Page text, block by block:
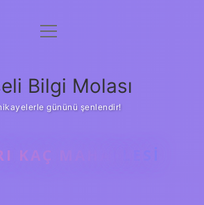
Anasayfa
Yasal Uyarı
menüyü
Bilgi Molası
hikayelerle gününü şenlendir!
KAÇ MAHALLESI